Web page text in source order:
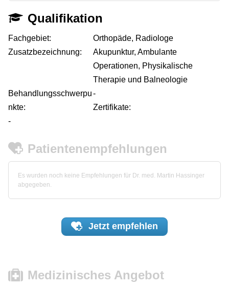
Qualifikation
Fachgebiet:
Orthopäde, Radiologe
Zusatzbezeichnung:
Akupunktur, Ambulante
Operationen, Physikalische
Therapie und Balneologie
Behandlungsschwerpu
nkte:
-
Zertifikate:
-
Patientenempfehlungen
Es wurden noch keine Empfehlungen für Dr. med. Martin Hassinger
abgegeben.
Jetzt empfehlen
Medizinisches Angebot